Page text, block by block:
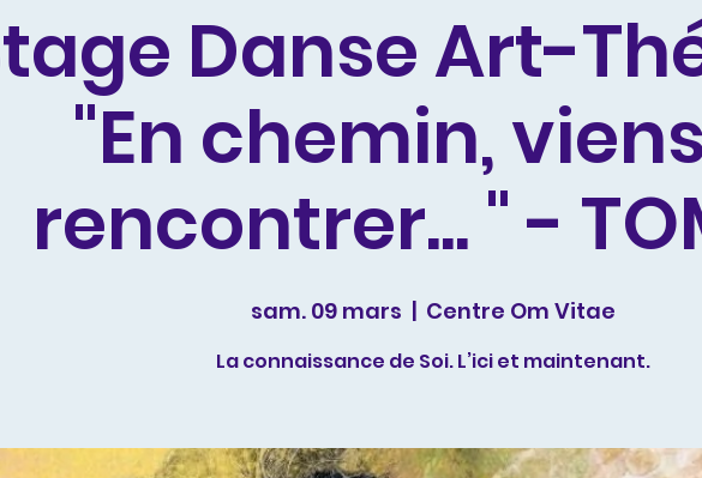
Danse Art-
"En chemin,
rencontrer... " -
sam. 09 mars
  |
Centre Om Vitae